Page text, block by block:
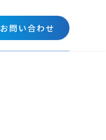
お問い合わせ